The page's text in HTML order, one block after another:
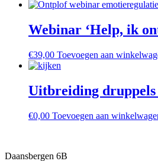
Webinar ‘Help, ik
€39,00 Toevoegen aan
Uitbreiding
€0,00 Toevoegen aan
Daansbergen 6B